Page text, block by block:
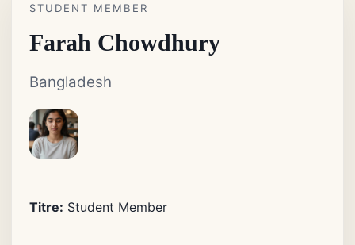
STUDENT MEMBER
Farah Chowdhury
Bangladesh
Titre: Student Member